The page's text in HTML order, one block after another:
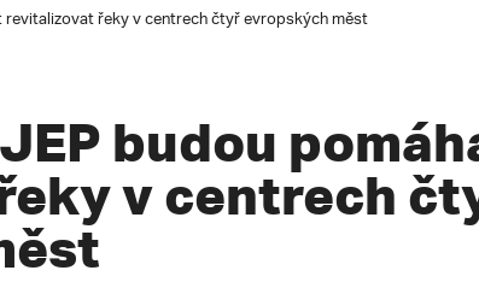
revitalizovat řeky v centrech čtyř evropských měst
budou
v centrech